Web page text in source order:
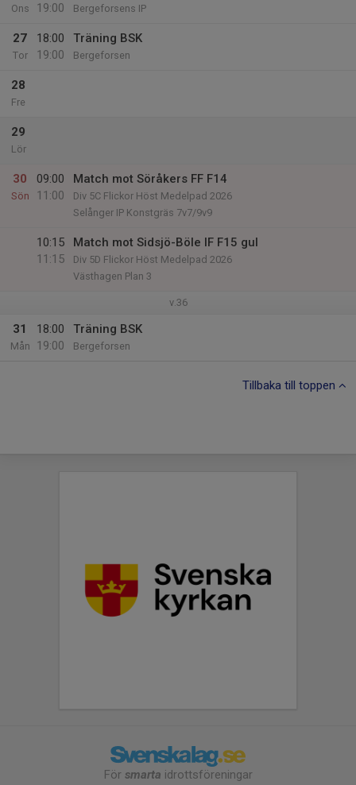
Ons
19:00
Bergeforsens IP
27
Tor
18:00
19:00
Träning BSK
Bergeforsen
28
Fre
29
Lör
30
Sön
09:00
11:00
Match mot Söråkers FF F14
Div 5C Flickor Höst Medelpad 2026
Selånger IP Konstgräs 7v7/9v9
10:15
11:15
Match mot Sidsjö-Böle IF F15 gul
Div 5D Flickor Höst Medelpad 2026
Västhagen Plan 3
v.36
31
Mån
18:00
19:00
Träning BSK
Bergeforsen
Tillbaka till toppen
För smarta idrottsföreningar